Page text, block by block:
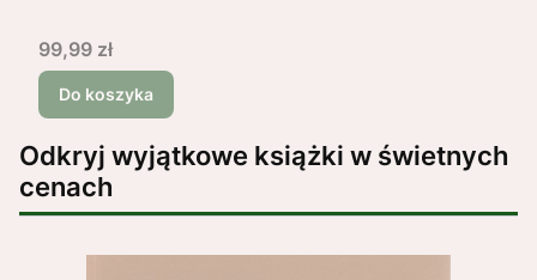
Cena
99,99 zł
Do koszyka
Odkryj wyjątkowe książki w świetnych
cenach